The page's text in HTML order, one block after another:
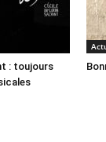
: toujours